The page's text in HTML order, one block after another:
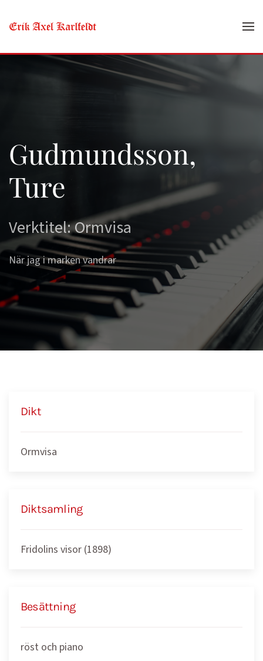
Skip to main content
Gudmundsson,
Ture
Verktitel: Ormvisa
När jag i marken vandrar
Dikt
Ormvisa
Diktsamling
Fridolins visor (1898)
Besättning
röst och piano